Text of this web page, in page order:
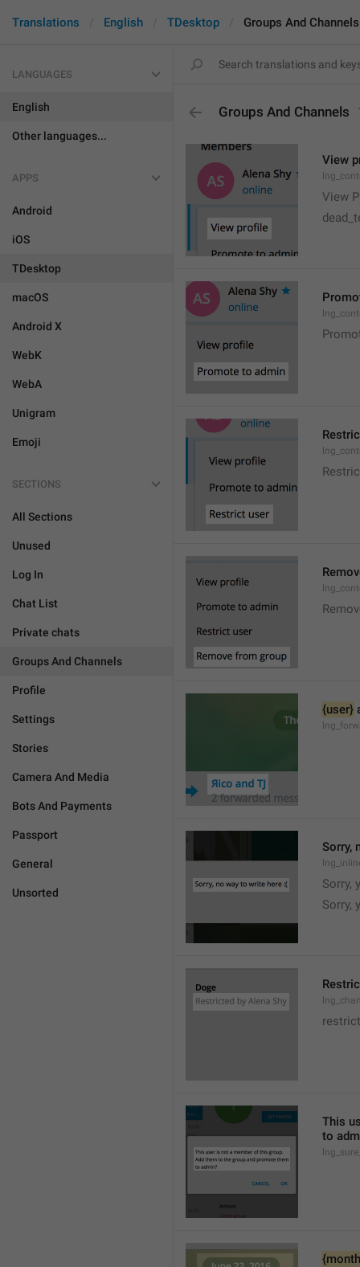
Translations English TDesktop Groups And Channels
LANGUAGES
English
Other languages...
APPS
Android
iOS
TDesktop
macOS
Android X
WebK
WebA
Unigram
Emoji
SECTIONS
All Sections
Unused
Log In
Chat List
Private chats
Groups And Channels
Profile
Settings
Stories
Camera And Media
Bots And Payments
Passport
General
Unsorted
Groups And Channels
View
View
{user}
Sorry,
Sorry,
Sorry,
This
to